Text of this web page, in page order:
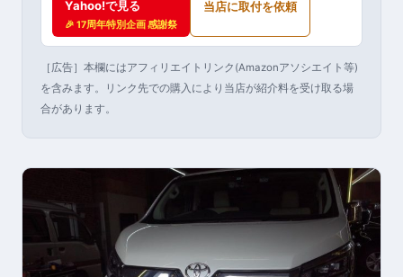
Yahoo!で見る
🎉 17周年特別企画 感謝祭
当店に取付を依頼
［広告］本欄にはアフィリエイトリンク(Amazonアソシエイト等)
を含みます。リンク先での購入により当店が紹介料を受け取る場
合があります。